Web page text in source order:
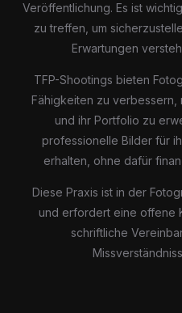
Veröffentlichung. Es ist
zu treffen, um
Erwartungen
TFP-Shootings bieten
Fähigkeiten zu
und ihr Portfolio zu
professionelle Bilder für
erhalten, ohne dafür
Diese Praxis ist in der
und erfordert eine offene
schriftliche